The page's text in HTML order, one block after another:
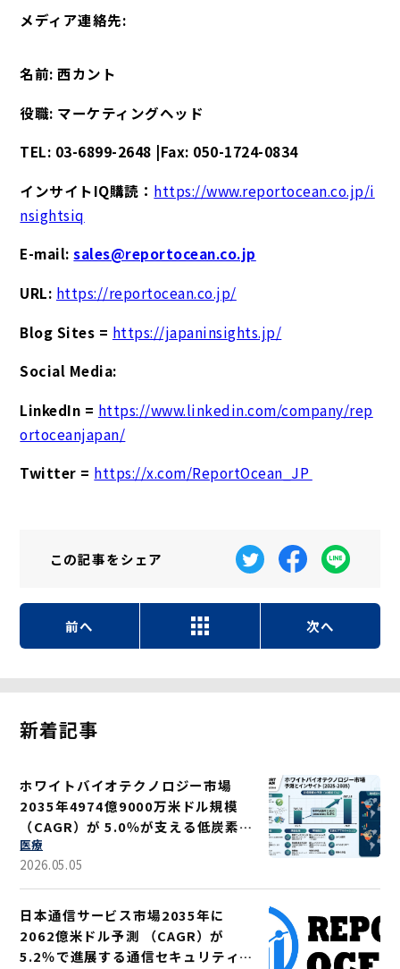
メディア連絡先:
名前: 西カント
役職: マーケティングヘッド
TEL: 03-6899-2648 |Fax: 050-1724-0834
インサイトIQ購読： https://www.reportocean.co.jp/i
nsightsiq
E-mail:sales@reportocean.co.jp
URL: https://reportocean.co.jp/
Blog Sites = https://japaninsights.jp/
Social Media:
LinkedIn = https://www.linkedin.com/company/rep
ortoceanjapan/
Twitter = https://x.com/ReportOcean_JP
この記事をシェア
前へ 次へ
新着記事
ホワイトバイオテクノロジー市場
2035年4974億9000万米ドル規模
（CAGR）が 5.0％が支える低炭素ソ
リューション
医療
2026.05.05
日本通信サービス市場2035年に
2062億米ドル予測 （CAGR）が
5.2％で進展する通信セキュリティ強